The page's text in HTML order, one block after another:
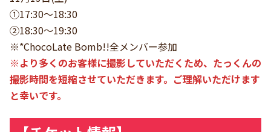
①17:30〜18:30
②18:30〜19:30
※*ChocoLate Bomb!!全メンバー参加
※より多くのお客様に撮影していただくため、たっくんの
撮影時間を短縮させていただきます。ご理解いただけます
と幸いです。